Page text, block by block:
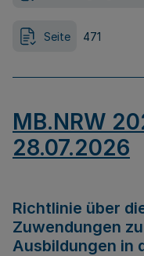
Seite 471
MB.NRW
28.07.2026
Richtlinie über
Zuwendungen
Ausbildungen in